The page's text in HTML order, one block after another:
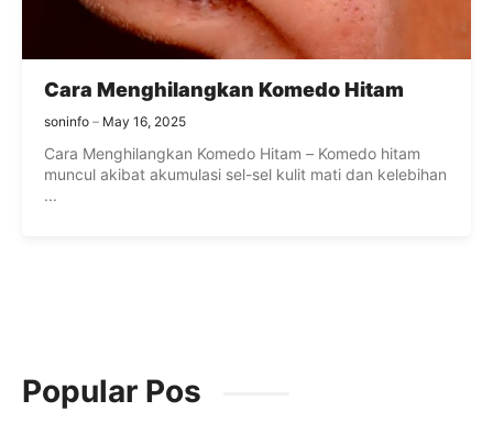
Cara Menghilangkan Komedo Hitam
soninfo May 16, 2025
Cara Menghilangkan Komedo Hitam – Komedo hitam
muncul akibat akumulasi sel-sel kulit mati dan kelebihan
...
Popular Pos